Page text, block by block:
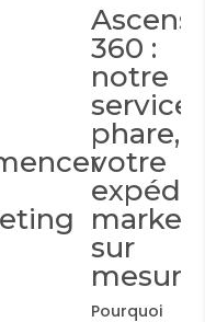
: Un
outil
pour
et
de
vos